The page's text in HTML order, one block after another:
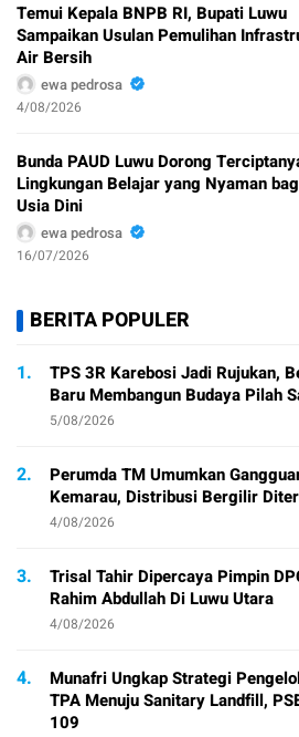
Temui Kepala BNPB RI, Bupati Luwu
Sampaikan Usulan Pemulihan
Air Bersih
ewa pedrosa
4/08/2026
Bunda PAUD Luwu Dorong
Lingkungan Belajar yang Nyaman
Usia Dini
ewa pedrosa
16/07/2026
BERITA POPULER
1.
TPS 3R Karebosi Jadi Rujukan,
Baru Membangun Budaya Pilah
5/08/2026
2.
Perumda TM Umumkan
Kemarau, Distribusi Bergilir
4/08/2026
3.
Trisal Tahir Dipercaya Pimpin
Rahim Abdullah Di Luwu Utara
4/08/2026
4.
Munafri Ungkap Strategi
TPA Menuju Sanitary Landfill,
109